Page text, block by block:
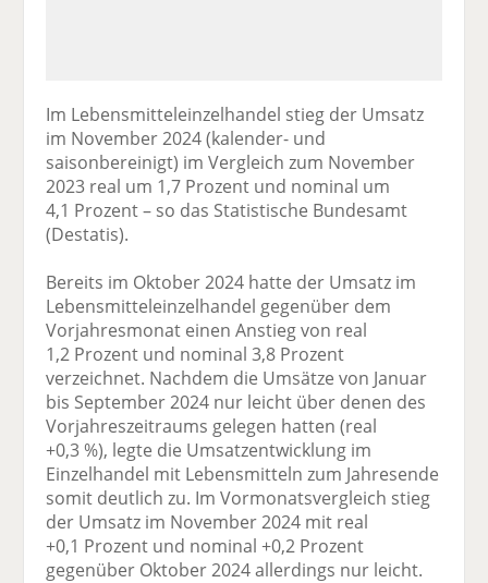
Im Lebensmitteleinzelhandel stieg der Umsatz
im November 2024 (kalender- und
saisonbereinigt) im Vergleich zum November
2023 real um 1,7 Prozent und nominal um
4,1 Prozent – so das Statistische Bundesamt
(Destatis).
Bereits im Oktober 2024 hatte der Umsatz im
Lebensmitteleinzelhandel gegenüber dem
Vorjahresmonat einen Anstieg von real
1,2 Prozent und nominal 3,8 Prozent
verzeichnet. Nachdem die Umsätze von Januar
bis September 2024 nur leicht über denen des
Vorjahreszeitraums gelegen hatten (real
+0,3 %), legte die Umsatzentwicklung im
Einzelhandel mit Lebensmitteln zum Jahresende
somit deutlich zu. Im Vormonatsvergleich stieg
der Umsatz im November 2024 mit real
+0,1 Prozent und nominal +0,2 Prozent
gegenüber Oktober 2024 allerdings nur leicht.